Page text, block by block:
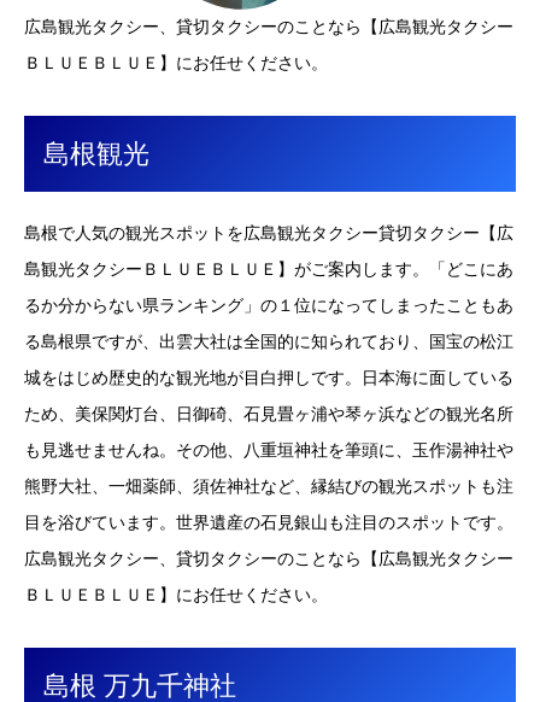
広島観光タクシー、貸切タクシーのことなら【広島観光タクシー
ＢＬＵＥＢＬＵＥ】にお任せください。
島根観光
島根で人気の観光スポットを広島観光タクシー貸切タクシー【広
島観光タクシーＢＬＵＥＢＬＵＥ】がご案内します。「どこにあ
るか分からない県ランキング」の１位になってしまったこともあ
る島根県ですが、出雲大社は全国的に知られており、国宝の松江
城をはじめ歴史的な観光地が目白押しです。日本海に面している
ため、美保関灯台、日御碕、石見畳ヶ浦や琴ヶ浜などの観光名所
も見逃せませんね。その他、八重垣神社を筆頭に、玉作湯神社や
熊野大社、一畑薬師、須佐神社など、縁結びの観光スポットも注
目を浴びています。世界遺産の石見銀山も注目のスポットです。
広島観光タクシー、貸切タクシーのことなら【広島観光タクシー
ＢＬＵＥＢＬＵＥ】にお任せください。
島根 万九千神社